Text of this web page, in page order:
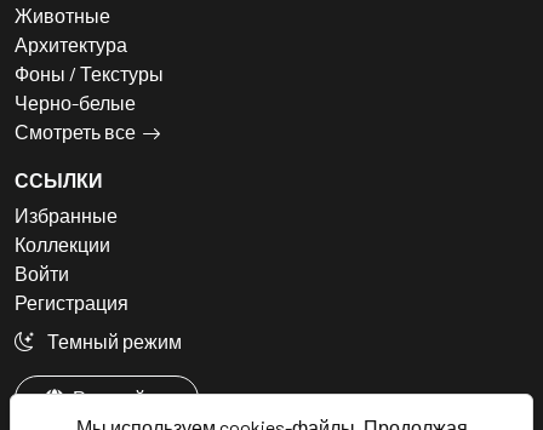
Животные
Архитектура
Фоны / Текстуры
Черно-белые
Смотреть все
ССЫЛКИ
Избранные
Коллекции
Войти
Регистрация
Темный режим
Русский